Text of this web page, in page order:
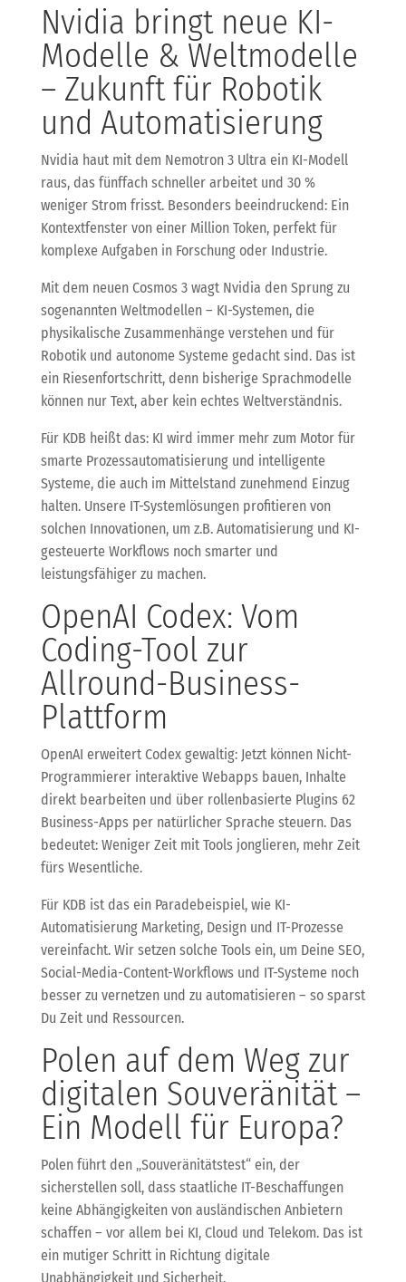
Nvidia bringt neue KI-
Modelle & Weltmodelle
– Zukunft für Robotik
und Automatisierung
Nvidia haut mit dem Nemotron 3 Ultra ein KI-Modell
raus, das fünffach schneller arbeitet und 30 %
weniger Strom frisst. Besonders beeindruckend: Ein
Kontextfenster von einer Million Token, perfekt für
komplexe Aufgaben in Forschung oder Industrie.
Mit dem neuen Cosmos 3 wagt Nvidia den Sprung zu
sogenannten Weltmodellen – KI-Systemen, die
physikalische Zusammenhänge verstehen und für
Robotik und autonome Systeme gedacht sind. Das ist
ein Riesenfortschritt, denn bisherige Sprachmodelle
können nur Text, aber kein echtes Weltverständnis.
Für KDB heißt das: KI wird immer mehr zum Motor für
smarte Prozessautomatisierung und intelligente
Systeme, die auch im Mittelstand zunehmend Einzug
halten. Unsere IT-Systemlösungen profitieren von
solchen Innovationen, um z.B. Automatisierung und KI-
gesteuerte Workflows noch smarter und
leistungsfähiger zu machen.
OpenAI Codex: Vom
Coding-Tool zur
Allround-Business-
Plattform
OpenAI erweitert Codex gewaltig: Jetzt können Nicht-
Programmierer interaktive Webapps bauen, Inhalte
direkt bearbeiten und über rollenbasierte Plugins 62
Business-Apps per natürlicher Sprache steuern. Das
bedeutet: Weniger Zeit mit Tools jonglieren, mehr Zeit
fürs Wesentliche.
Für KDB ist das ein Paradebeispiel, wie KI-
Automatisierung Marketing, Design und IT-Prozesse
vereinfacht. Wir setzen solche Tools ein, um Deine SEO,
Social-Media-Content-Workflows und IT-Systeme noch
besser zu vernetzen und zu automatisieren – so sparst
Du Zeit und Ressourcen.
Polen auf dem Weg zur
digitalen Souveränität –
Ein Modell für Europa?
Polen führt den „Souveränitätstest“ ein, der
sicherstellen soll, dass staatliche IT-Beschaffungen
keine Abhängigkeiten von ausländischen Anbietern
schaffen – vor allem bei KI, Cloud und Telekom. Das ist
ein mutiger Schritt in Richtung digitale
Unabhängigkeit und Sicherheit.